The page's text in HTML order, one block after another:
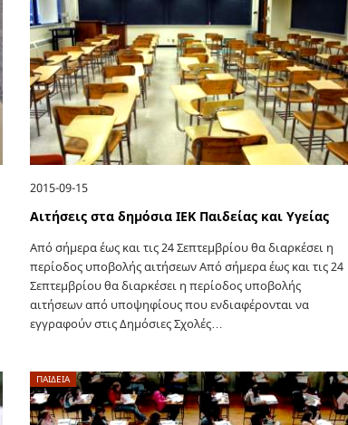
2015-09-15
Αιτήσεις στα δημόσια ΙΕΚ Παιδείας και Υγείας
Από σήμερα έως και τις 24 Σεπτεμβρίου θα διαρκέσει η
περίοδος υποβολής αιτήσεων Από σήμερα έως και τις 24
Σεπτεμβρίου θα διαρκέσει η περίοδος υποβολής
αιτήσεων από υποψηφίους που ενδιαφέρονται να
εγγραφούν στις Δημόσιες Σχολές…
ΠΑΙΔΕΙΑ